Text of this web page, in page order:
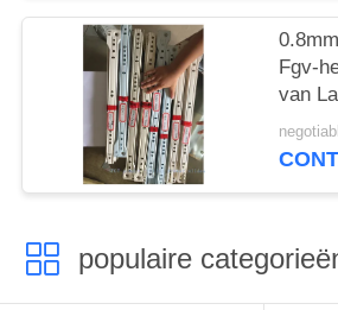
Fgv-
van
populaire